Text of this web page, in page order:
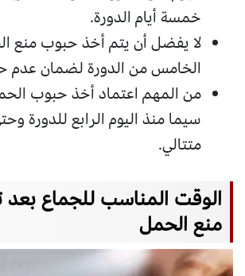
خمسة أيام الدورة.
لا يفضل أن يتم أخذ حبوب منع
الخامس من الدورة لضمان
من المهم اعتماد أخذ حبوب
متتالي.
الوقت المناسب للجماع
منع الحمل